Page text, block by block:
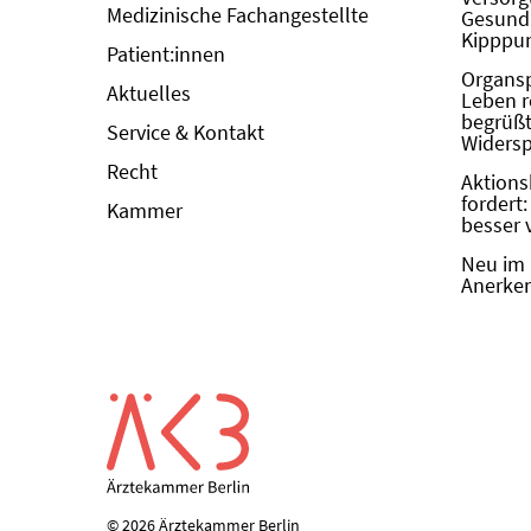
Medizinische Fachangestellte
Patient:innen
Aktuelles
Service & Kontakt
Recht
Kammer
Leben
fordert:
besser
Neu
© 2026 Ärztekammer Berlin